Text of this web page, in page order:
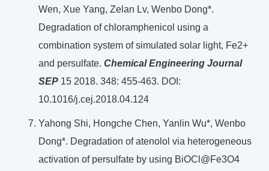
Wen, Xue Yang, Zelan Lv, Wenbo Dong*.
Degradation of chloramphenicol using a
combination system of simulated solar light, Fe2+
and persulfate. Chemical Engineering Journal
SEP15 2018. 348: 455-463. DOI:
10.1016/j.cej.2018.04.124
Yahong Shi, Hongche Chen, Yanlin Wu*, Wenbo
Dong*. Degradation of atenolol via heterogeneous
activation of persulfate by using BiOCl@Fe3O4